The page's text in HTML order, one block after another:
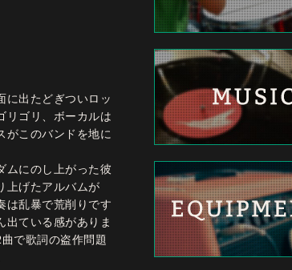
出たどぎついロッ
リゴリ、ボーカルは
がこのバンドを地に
ムにのし上がった彼
上げたアルバムが
は乱暴で荒削りです
ている感がありま
で歌詞の盗作問題